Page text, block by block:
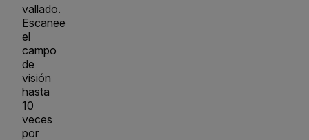
vallado.
Escanee
el
campo
de
visión
hasta
10
veces
por